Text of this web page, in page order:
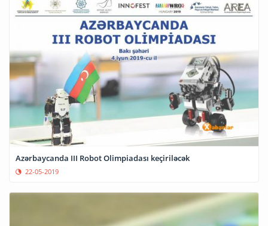
Azərbaycanda III Robot Olimpiadası keçiriləcək
22-05-2019